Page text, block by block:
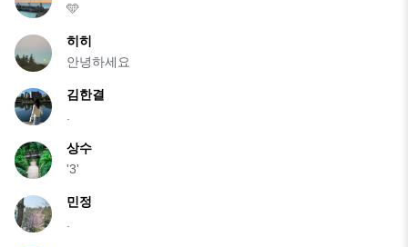
🩵
히히
안녕하세요
김한결
.
상수
'3'
민정
.